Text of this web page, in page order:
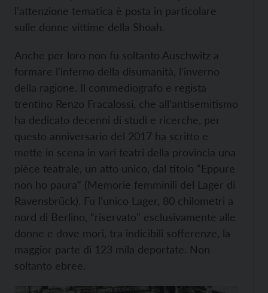
l'attenzione tematica è posta in particolare
sulle donne vittime della Shoah.
Anche per loro non fu soltanto Auschwitz a
formare l’inferno della disumanità, l’inverno
della ragione. Il commediografo e regista
trentino Renzo Fracalossi, che all’antisemitismo
ha dedicato decenni di studi e ricerche, per
questo anniversario del 2017 ha scritto e
mette in scena in vari teatri della provincia una
pièce teatrale, un atto unico, dal titolo “Eppure
non ho paura” (Memorie femminili del Lager di
Ravensbrück). Fu l’unico Lager, 80 chilometri a
nord di Berlino, “riservato” esclusivamente alle
donne e dove morì, tra indicibili sofferenze, la
maggior parte di 123 mila deportate. Non
soltanto ebree.